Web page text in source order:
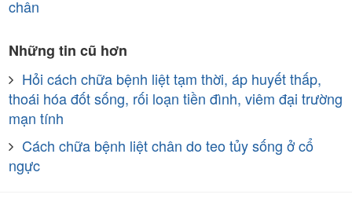
chân
Những tin cũ hơn
Hỏi cách chữa bệnh liệt tạm thời, áp huyết thấp,
thoái hóa đốt sống, rối loạn tiền đình, viêm đại trường
mạn tính
Cách chữa bệnh liệt chân do teo tủy sống ở cổ
ngực